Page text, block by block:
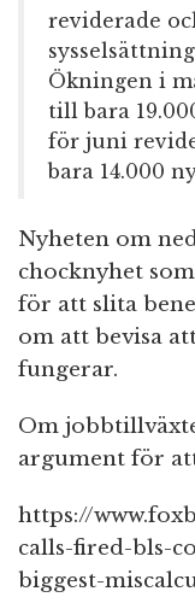
reviderade
Ökningen i
till bara
för juni
bara 14.000
Nyheten om
chocknyhet
för att slita
om att bevisa
fungerar.
Om
argument för
https://
calls-fired-bls-
biggest-